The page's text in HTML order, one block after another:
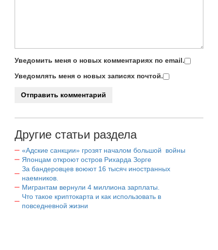
Уведомить меня о новых комментариях по email.
Уведомлять меня о новых записях почтой.
Другие статьи раздела
«Адские санкции» грозят началом большой войны
Японцам откроют остров Рихарда Зорге
За бандеровцев воюют 16 тысяч иностранных
наемников.
Мигрантам вернули 4 миллиона зарплаты.
Что такое криптокарта и как использовать в
повседневной жизни